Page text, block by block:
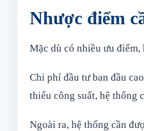
Nhược điểm
Mặc dù có nhiều ưu
Chi phí đầu tư ban đầu
thiếu công suất, hệ thống
Ngoài ra, hệ thống cần